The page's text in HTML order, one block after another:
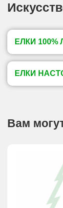
ЕЛКИ
ЕЛКИ
Вам